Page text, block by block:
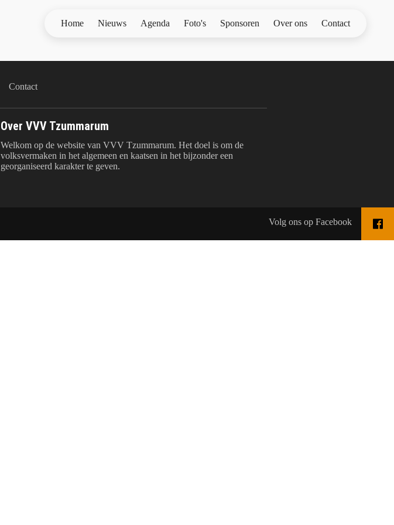
Home Nieuws Agenda Foto's Sponsoren Over ons Contact
Contact
Over VVV Tzummarum
Welkom op de website van VVV Tzummarum. Het doel is om de
volksvermaken in het algemeen en kaatsen in het bijzonder een
georganiseerd karakter te geven.
Volg ons op Facebook